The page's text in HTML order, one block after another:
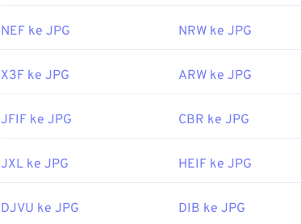
NEF ke JPG NRW ke JPG
X3F ke JPG ARW ke JPG
JFIF ke JPG CBR ke JPG
JXL ke JPG HEIF ke JPG
DJVU ke JPG DIB ke JPG